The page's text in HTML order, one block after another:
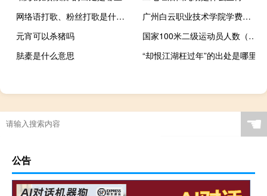
网络语打歌、粉丝打歌是什么意思，怎么个打法什么梗
广州白云职业技术学院学费多少钱（广州白云职业技术学院）
元宵可以杀猪吗
国家100米二级运动员人数（国家100米二级运动员）
胠橐是什么意思
“却恨江湖枉过年”的出处是哪里
☚
公告